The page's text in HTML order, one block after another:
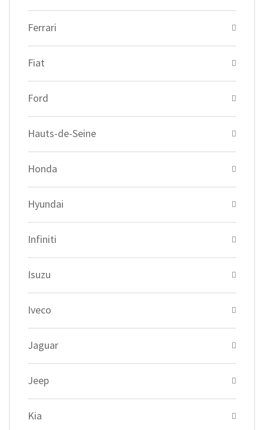
Ferrari
Fiat
Ford
Hauts-de-Seine
Honda
Hyundai
Infiniti
Isuzu
Iveco
Jaguar
Jeep
Kia